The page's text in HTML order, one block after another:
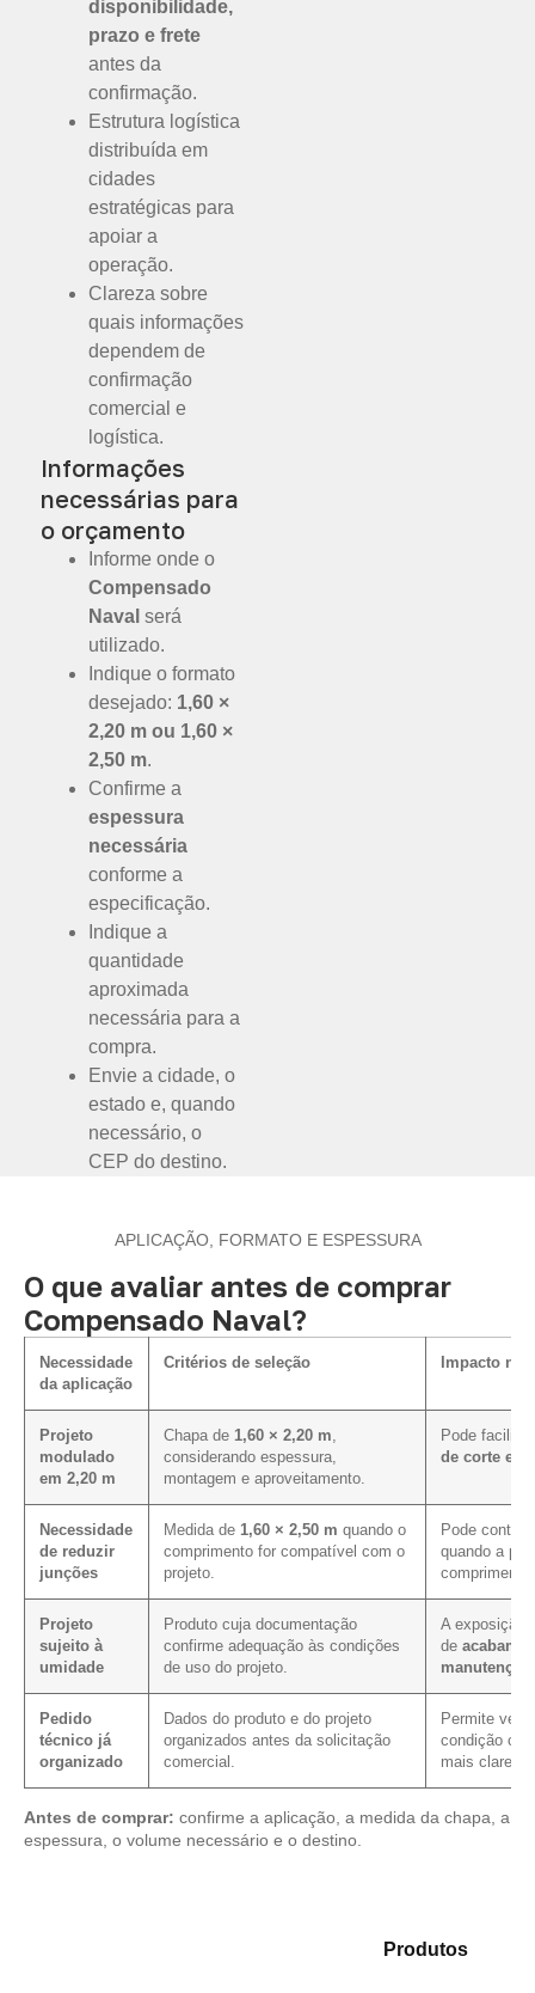
disponibilidade,
prazo e frete
antes da
confirmação.
Estrutura logística
distribuída em
cidades
estratégicas para
apoiar a
operação.
Clareza sobre
quais informações
dependem de
confirmação
comercial e
logística.
Informações
necessárias para
o orçamento
Informe onde o
Compensado
Naval será
utilizado.
Indique o formato
desejado: 1,60 ×
2,20 m ou 1,60 ×
2,50 m.
Confirme a
espessura
necessária
conforme a
especificação.
Indique a
quantidade
aproximada
necessária para a
compra.
Envie a cidade, o
estado e, quando
necessário, o
CEP do destino.
APLICAÇÃO, FORMATO E ESPESSURA
O que avaliar antes de comprar
Compensado Naval?
Necessidade
da aplicação
Critérios de seleção Impacto na
Projeto
modulado
em 2,20 m
Chapa de 1,60 × 2,20 m
considerando espessura,
montagem e aproveitamento.
Pode
de corte e
Necessidade
de reduzir
junções
Medida de 1,60 × 2,50 m quando o
comprimento for compatível com o
projeto.
Pode
quando a
comprimento
Projeto
sujeito à
umidade
Produto cuja documentação
confirme adequação às condições
de uso do projeto.
A exposição
de
manutenção
Pedido
técnico já
organizado
Dados do produto e do projeto
organizados antes da solicitação
comercial.
Permite
condição
mais clareza.
Antes de comprar: confirme a aplicação, a medida da chapa, a
espessura, o volume necessário e o destino.
Produtose